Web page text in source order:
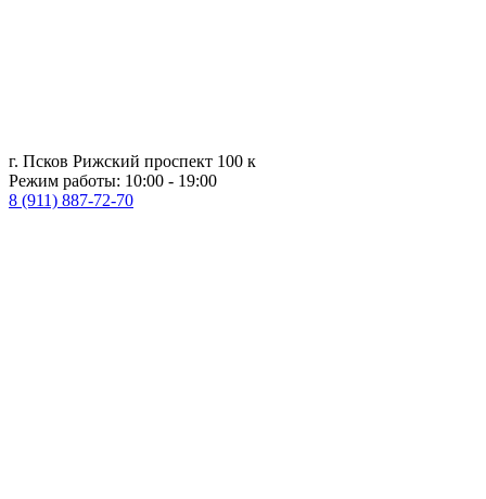
г. Псков Рижский проспект 100 к
Режим работы: 10:00 - 19:00
8 (911) 887-72-70